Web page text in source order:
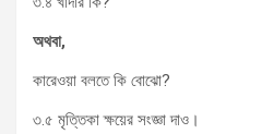
অথবা,
কারেওয়া বলতে কি বোঝো?
৩.৫ মৃত্তিকা ক্ষয়ের সংজ্ঞা দাও।